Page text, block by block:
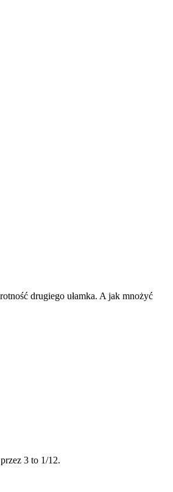
drugiego ułamka. A jak mnożyć
3 to 1/12.